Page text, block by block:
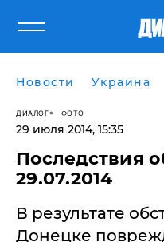
Новости Украина
ДИАЛОГ ФОТО
29 июля 2014, 15:35
Последствия
29.07.2014
В результате
Донецке